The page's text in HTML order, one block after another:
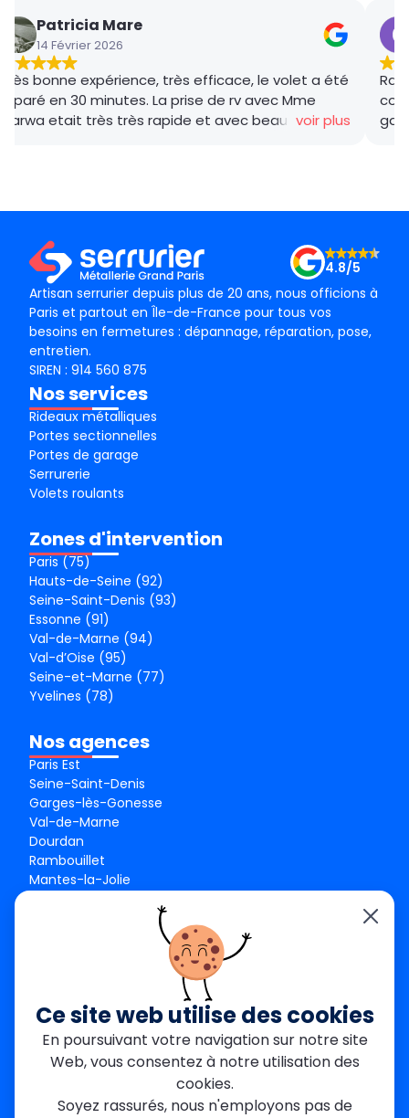
Patricia Mare
14 Février 2026
Très bonne expérience, très efficace, le volet a été
réparé en 30 minutes. La prise de rv avec Mme
Marwa etait très très rapide et avec beaucoup de
voir plus
Artisan serrurier depuis plus de 20 ans, nous officions à
Paris et partout en Île-de-France pour tous vos
besoins en fermetures : dépannage, réparation, pose,
entretien.
4.8/5
SIREN : 914 560 875
Nos services
Rideaux métalliques
Portes sectionnelles
Portes de garage
Serrurerie
Volets roulants
Zones d'intervention
Paris (75)
Hauts-de-Seine (92)
Seine-Saint-Denis (93)
Essonne (91)
Val-de-Marne (94)
Val-d’Oise (95)
Seine-et-Marne (77)
Yvelines (78)
Nos agences
Paris Est
Seine-Saint-Denis
Garges-lès-Gonesse
Val-de-Marne
Dourdan
Rambouillet
Mantes-la-Jolie
contact@metallerie-grand-paris.com
46 bis Av. du Maine, 75015 Paris
Mentions légales
Politique De Confidentialité
Cookies
Ce site web utilise des cookies
En poursuivant votre navigation sur notre site
Web, vous consentez à notre utilisation des
cookies.
Soyez rassurés, nous n'employons pas de